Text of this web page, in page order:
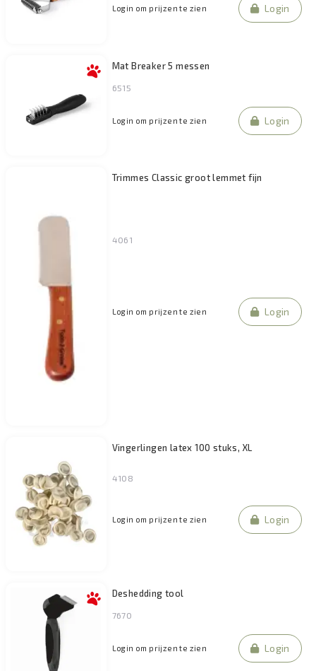
Login om prijzen te zien Login
Mat Breaker 5 messen
6515
Login om prijzen te zien Login
Trimmes Classic groot lemmet fijn
4061
Login om prijzen te zien Login
Vingerlingen latex 100 stuks, XL
4108
Login om prijzen te zien Login
Deshedding tool
7670
Login om prijzen te zien Login